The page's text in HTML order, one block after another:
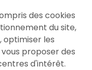
l’échelle
sont
du
SEO faciles à
des cookies
du site,
optimiser les
proposer des
d'intérêt.